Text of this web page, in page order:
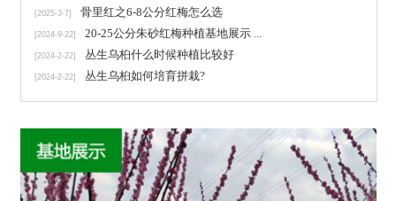
[2025-3-7] 骨里红之6-8公分红梅怎么选
[2024-9-22] 20-25公分朱砂红梅种植基地展示 ...
[2024-2-22] 丛生乌桕什么时候种植比较好
[2024-2-22] 丛生乌桕如何培育拼栽?